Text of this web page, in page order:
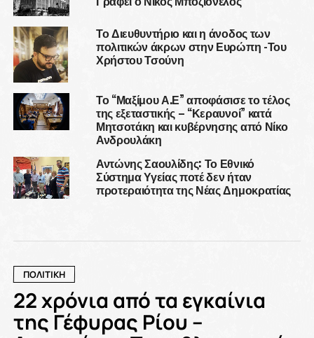
Το Διευθυντήριο και η άνοδος των
πολιτικών άκρων στην Ευρώπη -Του
Χρήστου Τσούνη
Το “Μαξίμου Α.Ε” αποφάσισε το τέλος
της εξεταστικής – “Κεραυνοί” κατά
Μητσοτάκη και κυβέρνησης από Νίκο
Ανδρουλάκη
Αντώνης Σαουλίδης: Το Εθνικό
Σύστημα Υγείας ποτέ δεν ήταν
προτεραιότητα της Νέας Δημοκρατίας
ΠΟΛΙΤΙΚΗ
22 χρόνια από τα εγκαίνια
της Γέφυρας Ρίου –